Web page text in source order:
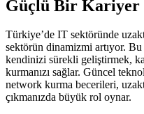
Güçlü Bir Kariyer
Türkiye’de IT sektöründe
sektörün dinamizmi artıyor.
kendinizi sürekli geliştirmek,
kurmanızı sağlar. Güncel
network kurma becerileri,
çıkmanızda büyük rol oynar.